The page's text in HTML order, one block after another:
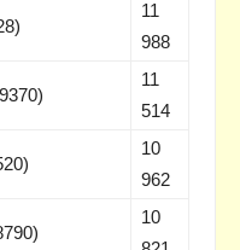
11
988
11
514
10
962
10